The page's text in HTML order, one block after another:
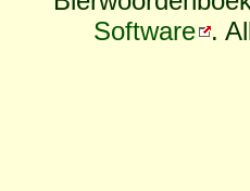
Software .